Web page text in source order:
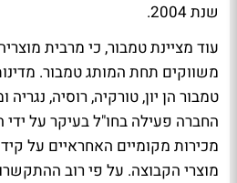
שנת 2004.
עוד מציינת טמבור, כי מרבית
משווקים תחת המותג טמבור.
טמבור הן יון, טורקיה, רוסיה,
החברה פעילה בחו"ל בעיקר על ידי
מכירות מקומיים האחראיים על
מוצרי הקבוצה. על פי רוב